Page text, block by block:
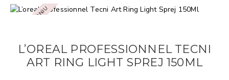
NEMA NA STANJU
L’OREAL PROFESSIONNEL TECNI
ART RING LIGHT SPREJ 150ML